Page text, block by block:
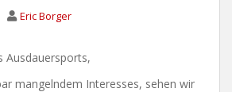
Eric Borger
Ausdauersports,
mangelndem Interesses, sehen wir